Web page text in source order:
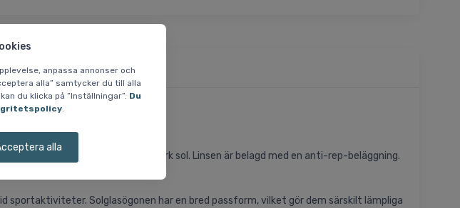
anpassa annonser och
alla” samtycker du till alla
du klicka på ”Inställningar”. Du
alla
kategori 3-lins, som är bra i stark sol. Linsen är belagd med en anti-rep-beläggning.
Solglasögonen har en bred passform, vilket gör dem särskilt lämpliga